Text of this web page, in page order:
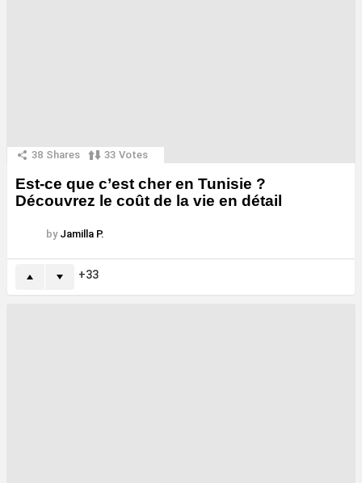
38 Shares 33 Votes
Est-ce que c’est cher en Tunisie ?
Découvrez le coût de la vie en détail
by Jamilla P.
33